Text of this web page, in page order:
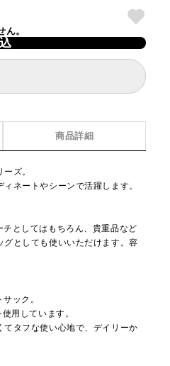
。
商品詳細
ズ。
ネートやシーンで活躍します。
としてはもちろん、貴重品など
としても使いいただけます。容
ック。
用しています。
タフな使い心地で、デイリーか